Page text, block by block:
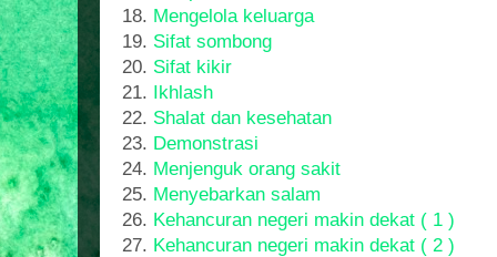
18. Mengelola keluarga
19. Sifat sombong
20. Sifat kikir
21. Ikhlash
22. Shalat dan kesehatan
23. Demonstrasi
24. Menjenguk orang sakit
25. Menyebarkan salam
26. Kehancuran negeri makin dekat ( 1 )
27. Kehancuran negeri makin dekat ( 2 )